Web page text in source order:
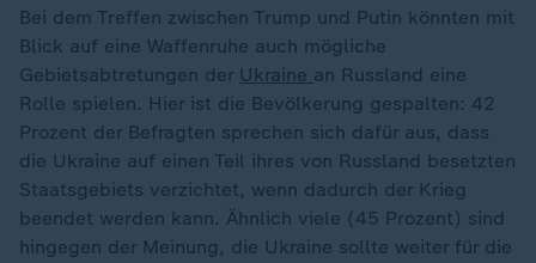
Bei dem Treffen zwischen Trump und Putin könnten mit
Blick auf eine Waffenruhe auch mögliche
Gebietsabtretungen der Ukraine an Russland eine
Rolle spielen. Hier ist die Bevölkerung gespalten: 42
Prozent der Befragten sprechen sich dafür aus, dass
die Ukraine auf einen Teil ihres von Russland besetzten
Staatsgebiets verzichtet, wenn dadurch der Krieg
beendet werden kann. Ähnlich viele (45 Prozent) sind
hingegen der Meinung, die Ukraine sollte weiter für die